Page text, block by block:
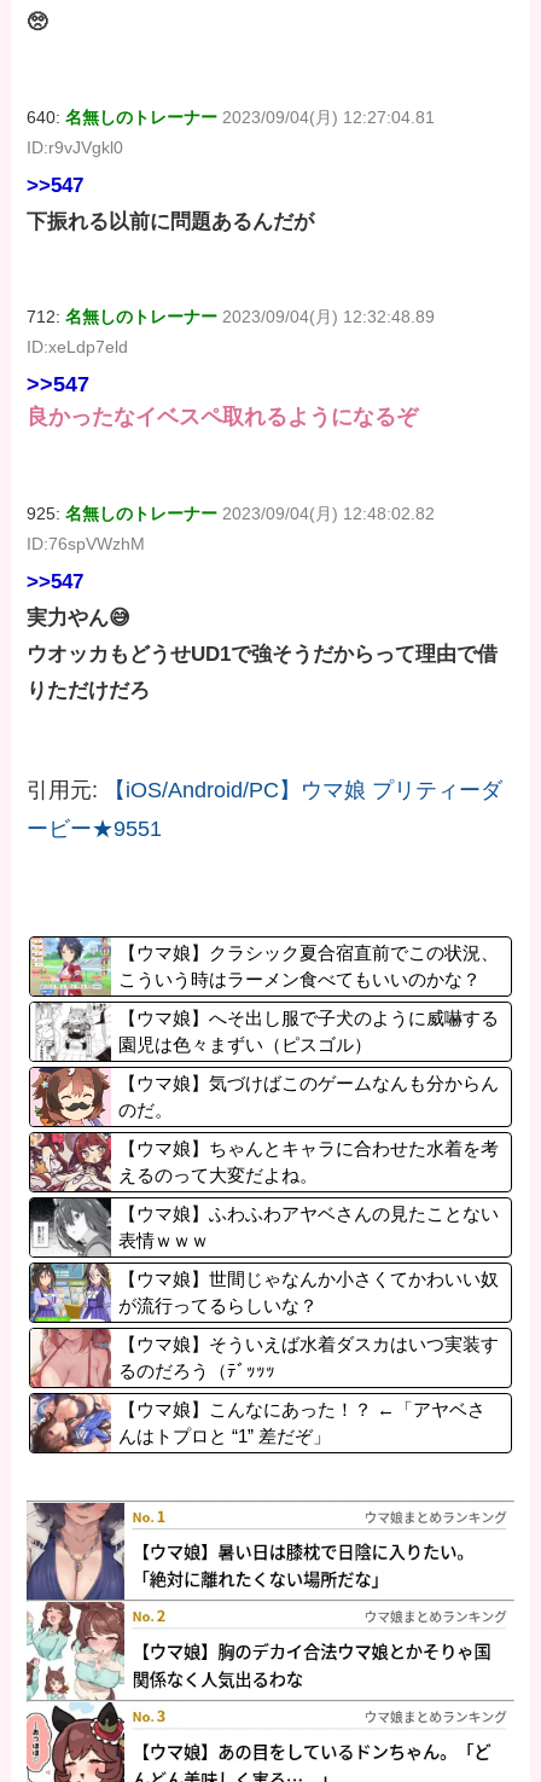
🥺
640:名無しのトレーナー 2023/09/04(月) 12:27:04.81
ID:r9vJVgkl0
>>547
下振れる以前に問題あるんだが
712:名無しのトレーナー 2023/09/04(月) 12:32:48.89
ID:xeLdp7eld
>>547
良かったなイベスペ取れるようになるぞ
925:名無しのトレーナー 2023/09/04(月) 12:48:02.82
ID:76spVWzhM
>>547
実力やん😅
ウオッカもどうせUD1で強そうだからって理由で借
りただけだろ
引用元:
【iOS/Android/PC】ウマ娘 プリティーダ
ービー★9551
【ウマ娘】クラシック夏合宿直前でこの状況、
こういう時はラーメン食べてもいいのかな？
【ウマ娘】へそ出し服で子犬のように威嚇する
園児は色々まずい（ピスゴル）
【ウマ娘】気づけばこのゲームなんも分からん
のだ。
【ウマ娘】ちゃんとキャラに合わせた水着を考
えるのって大変だよね。
【ウマ娘】ふわふわアヤベさんの見たことない
表情ｗｗｗ
【ウマ娘】世間じゃなんか小さくてかわいい奴
が流行ってるらしいな？
【ウマ娘】そういえば水着ダスカはいつ実装す
るのだろう（ﾃﾞｯｯｯ
【ウマ娘】こんなにあった！？ ←「アヤベさ
んはトプロと “1” 差だぞ」